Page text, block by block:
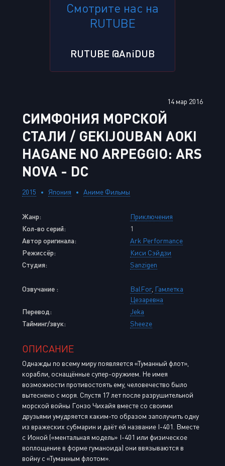
Смотрите нас на
RUTUBE
RUTUBE @AniDUB
14 мар 2016
СИМФОНИЯ МОРСКОЙ
СТАЛИ / GEKIJOUBAN AOKI
HAGANE NO ARPEGGIO: ARS
NOVA - DC
2015 Япония Аниме Фильмы
Жанр:
Приключения
Кол-во серий:
1
Автор оригинала:
Ark Performance
Режиссёр:
Киси Сэйдзи
Студия:
Sanzigen
Озвучание : BalFor, Гамлетка
Цезаревна
Перевод:
Jeka
Тайминг/звук:
Sheeze
ОПИСАНИЕ
Однажды по всему миру появляется «Туманный флот»,
корабли, оснащённые супер-оружием. Не имея
возможности противостоять ему, человечество было
вытеснено с моря. Спустя 17 лет после разрушительной
морской войны Гонзо Чихайя вместе со своими
друзьями умудряется каким-то образом заполучить одну
из вражеских субмарин и даёт ей название I-401. Вместе
с Ионой («ментальная модель» I-401 или физическое
воплощение в форме гуманоида) они ввязываются в
войну с «Туманным флотом».